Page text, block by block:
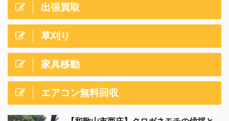
出張買取
草刈り
家具移動
エアコン無料回収